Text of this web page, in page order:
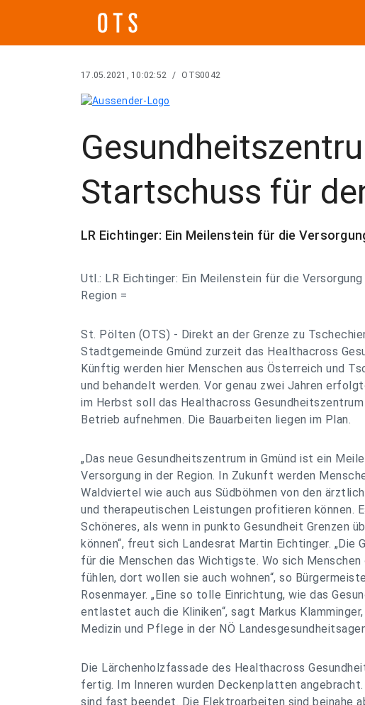
17.05.2021, 10:02:52 / OTS0042
Startschuss für
LR Eichtinger: Ein Meilenstein für die
Utl.: LR Eichtinger: Ein Meilenstein für die Versorgung
Region =
St. Pölten (OTS) - Direkt an der Grenze zu
Stadtgemeinde Gmünd zurzeit das Healthacross
Künftig werden hier Menschen aus Österreich und
und behandelt werden. Vor genau zwei Jahren
im Herbst soll das Healthacross Gesundheitszentrum
Betrieb aufnehmen. Die Bauarbeiten liegen im Plan.
„Das neue Gesundheitszentrum in Gmünd ist ein
Versorgung in der Region. In Zukunft werden
Waldviertel wie auch aus Südböhmen von den
und therapeutischen Leistungen profitieren können.
Schöneres, als wenn in punkto Gesundheit Grenzen
können“, freut sich Landesrat Martin Eichtinger. „Die
für die Menschen das Wichtigste. Wo sich
fühlen, dort wollen sie auch wohnen“, so
Rosenmayer. „Eine so tolle Einrichtung, wie das
entlastet auch die Kliniken“, sagt Markus
Medizin und Pflege in der NÖ
Die Lärchenholzfassade des Healthacross
fertig. Im Inneren wurden Deckenplatten
sind fast beendet. Die Elektroarbeiten sind beinahe